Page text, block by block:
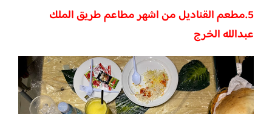
5.مطعم القناديل من اشهر مطاعم طريق الملك
عبدالله الخرج